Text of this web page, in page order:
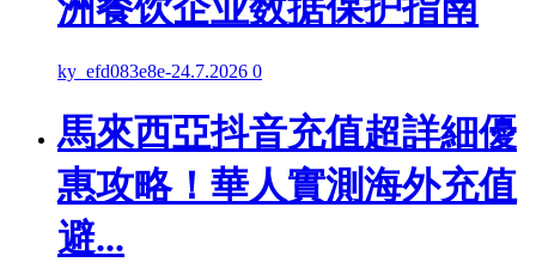
ky_efd083e8e-24.7.2026 0
馬來西亞抖音充值超詳細優
惠攻略！華人實測海外充值
避...